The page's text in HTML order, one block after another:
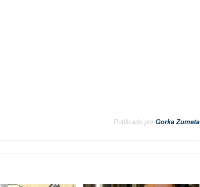
Publicado por Gorka Zumeta